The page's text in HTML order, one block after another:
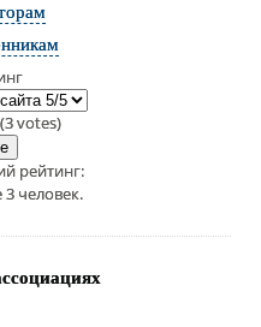
(3votes)
рейтинг:
3человек.